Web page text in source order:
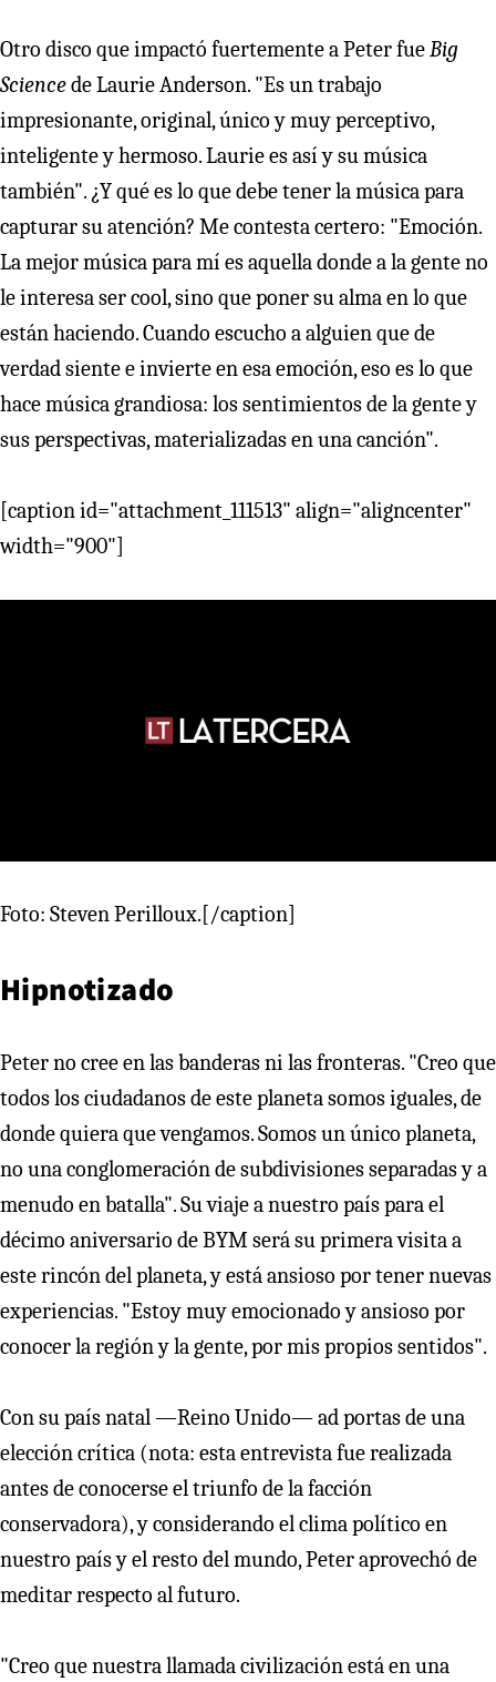
Otro disco que impactó fuertemente a Peter fueBig
Sciencede Laurie Anderson. "Es un trabajo
impresionante, original, único y muy perceptivo,
inteligente y hermoso. Laurie es así y su música
también". ¿Y qué es lo que debe tener la música para
capturar su atención? Me contesta certero: "Emoción.
La mejor música para mí es aquella donde a la gente no
le interesa ser cool, sino que poner su alma en lo que
están haciendo. Cuando escucho a alguien que de
verdad siente e invierte en esa emoción, eso es lo que
hace música grandiosa: los sentimientos de la gente y
sus perspectivas, materializadas en una canción".
[caption id="attachment_111513" align="aligncenter"
width="900"]
Foto: Steven Perilloux.[/caption]
Hipnotizado
Peter no cree en las banderas ni las fronteras. "Creo que
todos los ciudadanos de este planeta somos iguales, de
donde quiera que vengamos. Somos un único planeta,
no una conglomeración de subdivisiones separadas y a
menudo en batalla". Su viaje a nuestro país para el
décimo aniversario de BYM será su primera visita a
este rincón del planeta, y está ansioso por tener nuevas
experiencias. "Estoy muy emocionado y ansioso por
conocer la región y la gente, por mis propios sentidos".
Con su país natal —Reino Unido— ad portas de una
elección crítica (nota: esta entrevista fue realizada
antes de conocerse el triunfo de la facción
conservadora), y considerando el clima político en
nuestro país y el resto del mundo, Peter aprovechó de
meditar respecto al futuro.
"Creo que nuestra llamada civilización está en una